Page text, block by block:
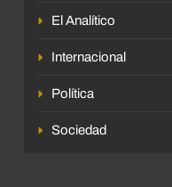
El Analítico
Internacional
Política
Sociedad